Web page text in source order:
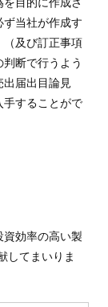
当社が作成す
（及び訂正事項
断で行うよう
届出目論見
することがで
資効率の高い製
してまいりま